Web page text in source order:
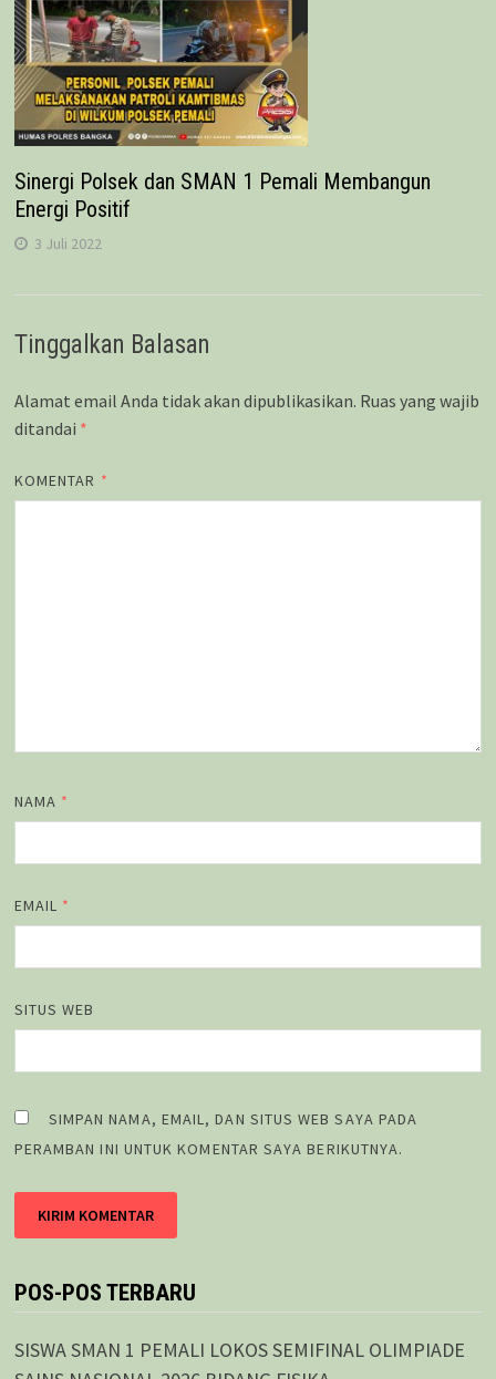
Sinergi Polsek dan SMAN 1 Pemali Membangun
Energi Positif
3 Juli 2022
Tinggalkan Balasan
Alamat email Anda tidak akan dipublikasikan. Ruas yang wajib
ditandai *
KOMENTAR *
NAMA *
EMAIL *
SITUS WEB
SIMPAN NAMA, EMAIL, DAN SITUS WEB SAYA PADA
PERAMBAN INI UNTUK KOMENTAR SAYA BERIKUTNYA.
POS-POS TERBARU
SISWA SMAN 1 PEMALI LOKOS SEMIFINAL OLIMPIADE